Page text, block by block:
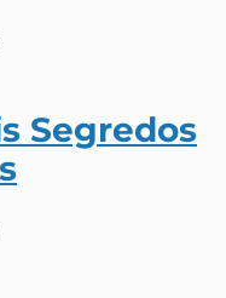
Segredos